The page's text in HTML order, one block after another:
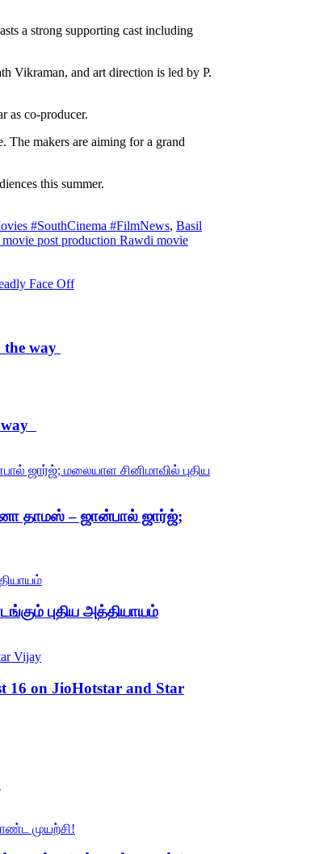
a strong supporting cast including
Vikraman, and art direction is led by P.
as co-producer.
The makers are aiming for a grand
this summer.
#SouthCinema #FilmNews, Basil
post production Rawdi movie
Face Off
the way
தாமஸ் – ஜான்பால் ஜார்ஜ்;
புதிய அத்தியாயம்
16 on JioHotstar and Star